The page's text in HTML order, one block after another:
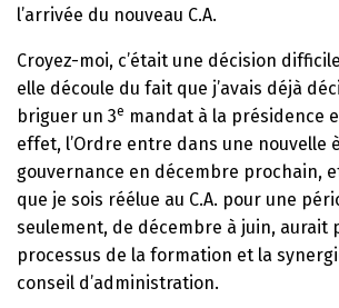
l’arrivée du nouveau C.A.
Croyez-moi, c’était une décision
elle découle du fait que j’avais déjà
briguer un 3e mandat à la présidence
effet, l’Ordre entre dans une nouvelle
gouvernance en décembre prochain,
que je sois réélue au C.A. pour une
seulement, de décembre à juin, aurait
processus de la formation et la
conseil d’administration.